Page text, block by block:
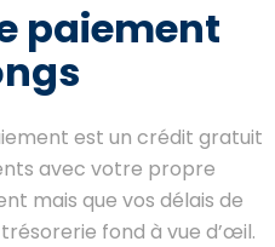
paiement
est un crédit gratuit
avec votre propre
mais que vos délais de
fond à vue d’œil.